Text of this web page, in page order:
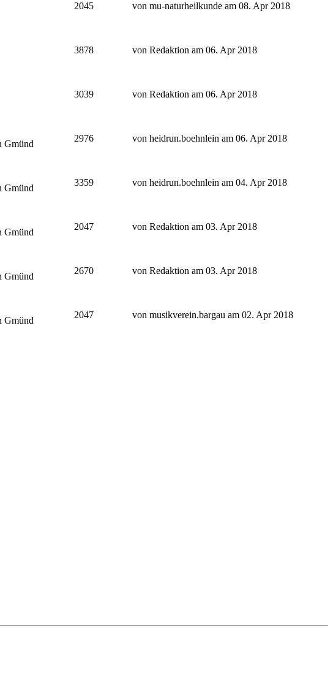
2045 von mu-naturheilkunde am 08. Apr 2018
3878 von Redaktion am 06. Apr 2018
3039 von Redaktion am 06. Apr 2018
Gmünd
2976 von heidrun.boehnlein am 06. Apr 2018
Gmünd
3359 von heidrun.boehnlein am 04. Apr 2018
Gmünd
2047 von Redaktion am 03. Apr 2018
Gmünd
2670 von Redaktion am 03. Apr 2018
Gmünd
2047 von musikverein.bargau am 02. Apr 2018